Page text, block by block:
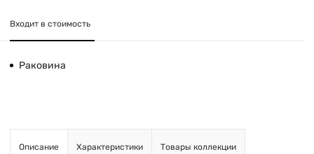
Входит в стоимость
Раковина
Описание Характеристики Товары коллекции